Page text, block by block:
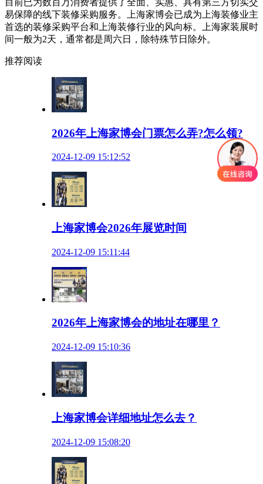
易保障的线下装修采购服务。上海家博会已成为上海装修业主
首选的装修采购平台和上海装修行业的风向标。上海家装展时
间一般为2天，通常都是周六日，除特殊节日除外。
推荐阅读
2026年上海家博会门票怎么弄?怎么领?
2024-12-09 15:12:52
上海家博会2026年展览时间
2024-12-09 15:11:44
2026年上海家博会的地址在哪里？
2024-12-09 15:10:36
上海家博会详细地址怎么去？
2024-12-09 15:08:20